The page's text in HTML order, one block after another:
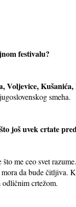
festivalu?
Voljevice,
smeha.
još uvek crtate
me ceo svet
da bude čitljiva.
odličnim crtežom.